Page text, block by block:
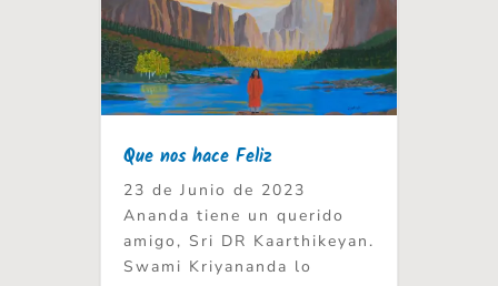
Que nos hace Feliz
23 de Junio de 2023
Ananda tiene un querido
amigo, Sri DR Kaarthikeyan.
Swami Kriyananda lo